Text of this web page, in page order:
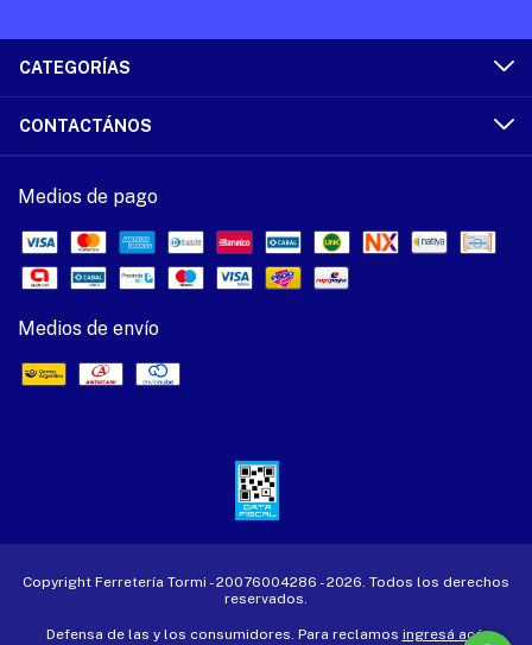
CATEGORÍAS
CONTACTÁNOS
Medios de pago
Medios de envío
Copyright Ferretería Tormi - 20076004286 - 2026. Todos los derechos
reservados.
Defensa de las y los consumidores. Para reclamos ingresá acá.